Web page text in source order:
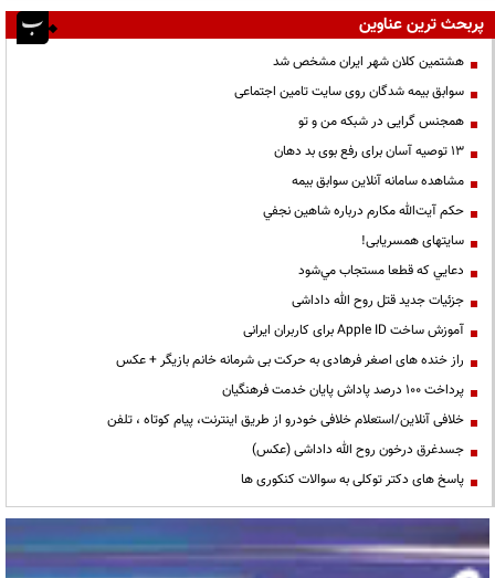
پربحث ترین عناوین
هشتمین کلان شهر ایران مشخص شد
سوابق بیمه شدگان روی سایت تامین اجتماعی
همجنس گرایی در شبکه من و تو
13 توصیه آسان برای رفع بوی بد دهان
مشاهده سامانه آنلاين سوابق بیمه
حكم آيت‌الله مكارم درباره شاهين نجفي
سایتهای همسریابی!
دعايي كه قطعا مستجاب مي‌شود
جزئیات جدید قتل روح الله داداشی
آموزش ساخت Apple ID برای کاربران ایرانی
راز خنده های اصغر فرهادی به حرکت بی شرمانه خانم بازیگر + عکس
پرداخت ۱۰۰ درصد پاداش پایان خدمت فرهنگیان
خلافی آنلاین/استعلام خلافی خودرو از طریق اینترنت، پیام کوتاه ، تلفن
جسدغرق درخون روح الله داداشی (عکس)
پاسخ های دکتر توکلی به سوالات کنکوری ها